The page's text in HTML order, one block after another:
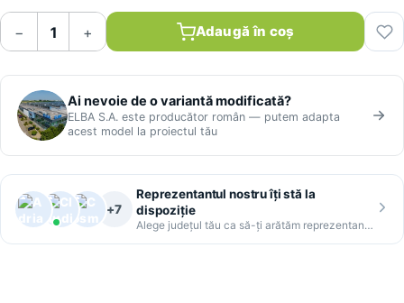
− + Adaugă în coș
Ai nevoie de o variantă modificată?
ELBA S.A. este producător român — putem adapta
acest model la proiectul tău
+7
Reprezentantul nostru îți stă la
dispoziție
Alege județul tău ca să-ți arătăm reprezentantul